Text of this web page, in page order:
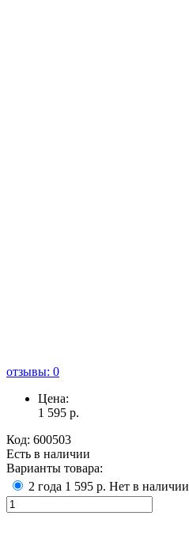
отзывы: 0
Цена:
1 595 р.
Код: 600503
Есть в наличии
Варианты товара:
2 года 1 595 р. Нет в наличии